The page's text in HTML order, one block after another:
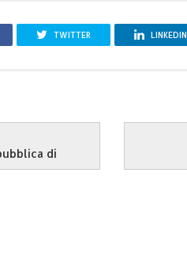
TWITTER LINKEDIN
di